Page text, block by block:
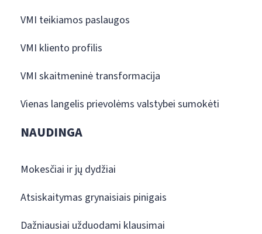
VMI teikiamos paslaugos
VMI kliento profilis
VMI skaitmeninė transformacija
Vienas langelis prievolėms valstybei sumokėti
NAUDINGA
Mokesčiai ir jų dydžiai
Atsiskaitymas grynaisiais pinigais
Dažniausiai užduodami klausimai